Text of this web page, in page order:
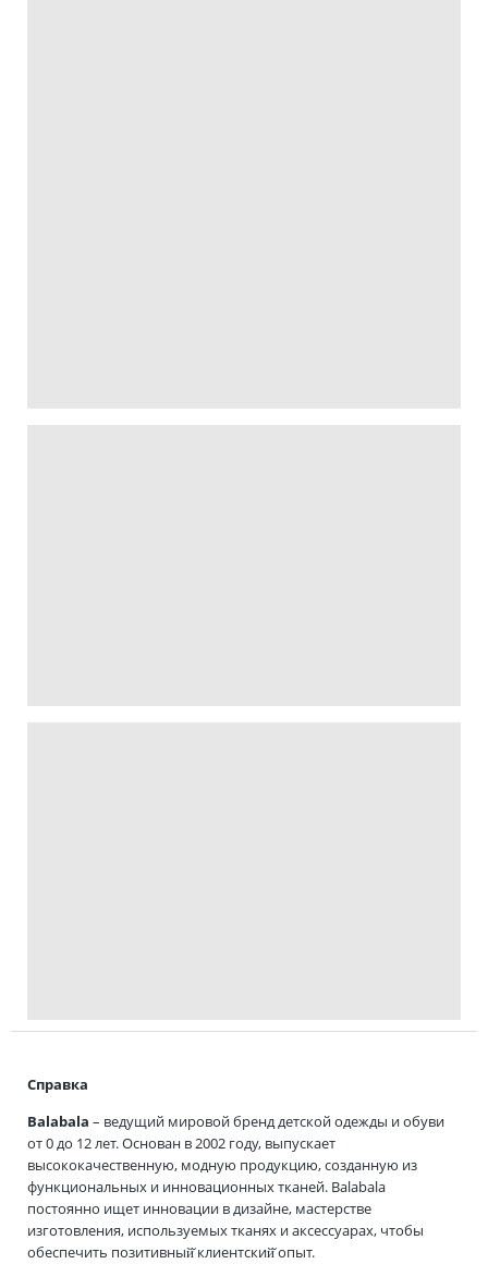
Справка
Balabala – ведущий мировой бренд детской одежды и обуви
от 0 до 12 лет. Основан в 2002 году, выпускает
высококачественную, модную продукцию, созданную из
функциональных и инновационных тканей. Balabala
постоянно ищет инновации в дизайне, мастерстве
изготовления, используемых тканях и аксессуарах, чтобы
обеспечить позитивный̆ клиентский̆ опыт.